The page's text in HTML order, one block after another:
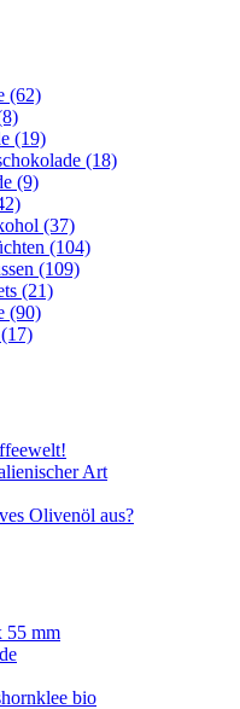
(62)
(19)
(18)
(9)
(37)
(104)
(109)
(21)
(90)
Art
Olivenöl aus?
55 mm
bio